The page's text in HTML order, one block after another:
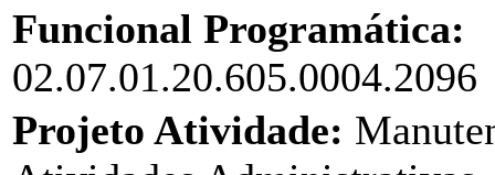
Funcional Programática:
02.07.01.20.605.0004.2096
Projeto Atividade: